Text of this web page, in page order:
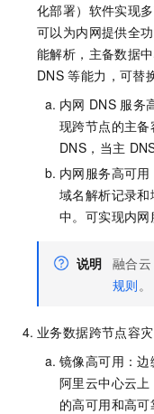
化部署）软件实现
可以为内网提供全
能解析，主备数据
DNS 等能力，可替
内网 DNS 服务
现跨节点的主
DNS，当主
内网服务高可
域名解析记录
中。可实现内网
说明 融合云
规则。
业务数据跨节点容灾
镜像高可用：
阿里云中心云
的高可用和高